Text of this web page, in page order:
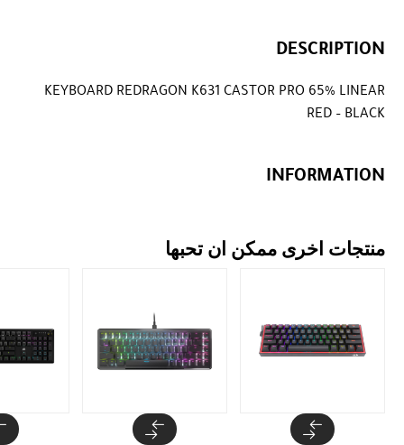
DESCRIPTION
KEYBOARD REDRAGON K631 CASTOR PRO 65% LINEAR
RED – BLACK
INFORMATION
منتجات اخرى ممكن ان تحبها